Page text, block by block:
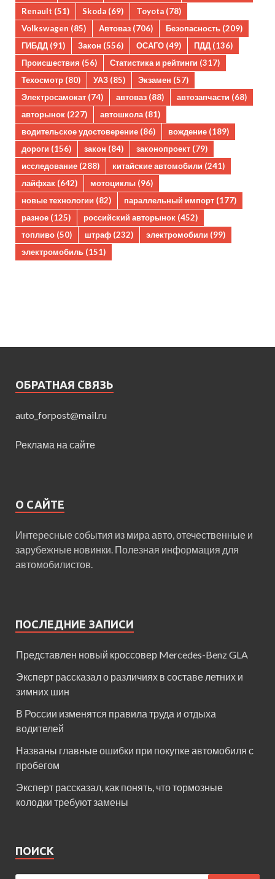
Renault (51) Skoda (69) Toyota (78)
Volkswagen (85) Автоваз (706) Безопасность (209)
ГИБДД (91) Закон (556) ОСАГО (49) ПДД (136)
Происшествия (56) Статистика и рейтинги (317)
Техосмотр (80) УАЗ (85) Экзамен (57)
Электросамокат (74) автоваз (88) автозапчасти (68)
авторынок (227) автошкола(81)
водительское удостоверение (86) вождение (189)
дороги (156) закон (84) законопроект (79)
исследование (288) китайские автомобили (241)
лайфхак (642) мотоциклы (96)
новые технологии (82) параллельный импорт (177)
разное (125) российский авторынок (452)
топливо (50) штраф (232) электромобили (99)
электромобиль (151)
ОБРАТНАЯ СВЯЗЬ
auto_forpost@mail.ru
Реклама на сайте
О САЙТЕ
Интересные события из мира авто, отечественные и
зарубежные новинки. Полезная информация для
автомобилистов.
ПОСЛЕДНИЕ ЗАПИСИ
Представлен новый кроссовер Mercedes-Benz GLA
Эксперт рассказал о различиях в составе летних и
зимних шин
В России изменятся правила труда и отдыха
водителей
Названы главные ошибки при покупке автомобиля с
пробегом
Эксперт рассказал, как понять, что тормозные
колодки требуют замены
ПОИСК